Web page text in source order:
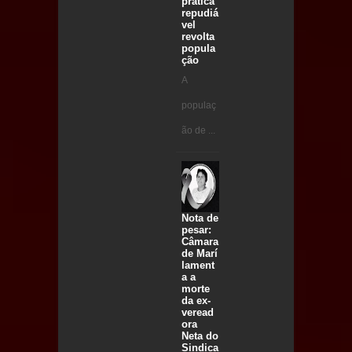
repudiá
vel
revolta
popula
ção
A
populaç
ão de ...
Nota de
pesar:
Câmara
de Marí
lament
a a
morte
da ex-
veread
ora
Neta do
Sindica